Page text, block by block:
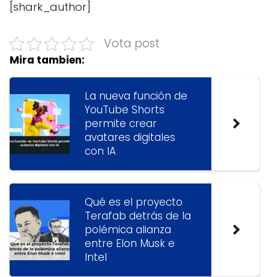
[shark_author]
Vota post
Mira tambien:
La nueva función de
YouTube Shorts
permite crear
avatares digitales
con IA
Qué es el proyecto
Terafab detrás de la
polémica alianza
entre Elon Musk e
Intel